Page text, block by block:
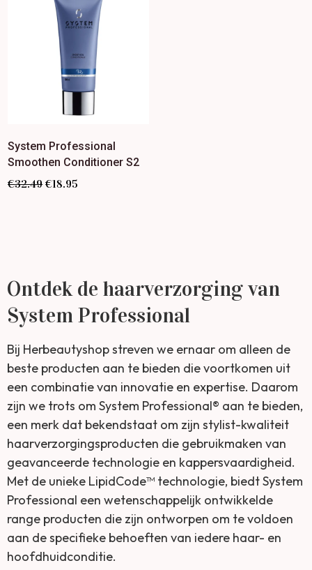
System Professional
Smoothen Conditioner S2
€32.49 €18.95
Ontdek de haarverzorging van
System Professional
Bij Herbeautyshop streven we ernaar om alleen de
beste producten aan te bieden die voortkomen uit
een combinatie van innovatie en expertise. Daarom
zijn we trots om System Professional® aan te bieden,
een merk dat bekendstaat om zijn stylist-kwaliteit
haarverzorgingsproducten die gebruikmaken van
geavanceerde technologie en kappersvaardigheid.
Met de unieke LipidCode™ technologie, biedt System
Professional een wetenschappelijk ontwikkelde
range producten die zijn ontworpen om te voldoen
aan de specifieke behoeften van iedere haar- en
hoofdhuidconditie.